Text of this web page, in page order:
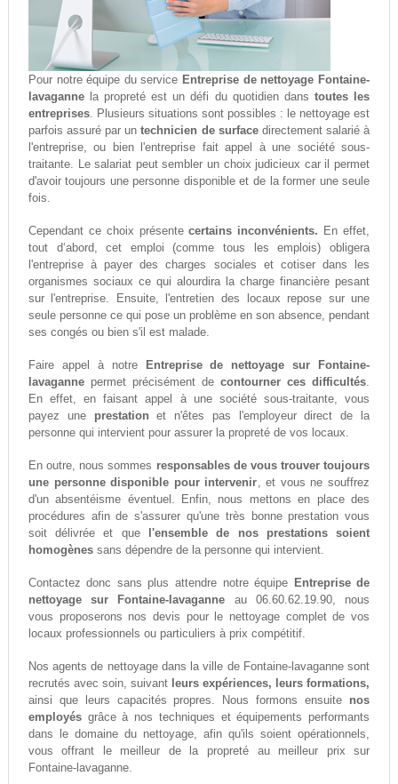
Pour notre équipe du service Entreprise de nettoyage Fontaine-
lavagannela propreté est un défi du quotidien dans toutes les
entreprises. Plusieurs situations sont possibles : le nettoyage est
parfois assuré par untechnicien de surfacedirectement salarié à
l'entreprise, ou bien l'entreprise fait appel à une société sous-
traitante. Le salariat peut sembler un choix judicieux car il permet
d'avoir toujours une personne disponible et de la former une seule
fois.
Cependant ce choix présentecertains inconvénients. En effet,
tout d‘abord, cet emploi (comme tous les emplois) obligera
l'entreprise à payer des charges sociales et cotiser dans les
organismes sociaux ce qui alourdira la charge financière pesant
sur l'entreprise. Ensuite, l'entretien des locaux repose sur une
seule personne ce qui pose un problème en son absence, pendant
ses congés ou bien s'il est malade.
Faire appel à notre
Entreprise de nettoyage sur Fontaine-
lavagannepermet précisément decontourner ces difficultés.
En effet, en faisant appel à une société sous-traitante, vous
payez une prestation et n'êtes pas l'employeur direct de la
personne qui intervient pour assurer la propreté de vos locaux.
En outre, nous sommes responsables de vous trouver toujours
une personne disponible pour intervenir, et vous ne souffrez
d'un absentéisme éventuel. Enfin, nous mettons en place des
procédures afin de s'assurer qu'une très bonne prestation vous
soit délivrée et que
l'ensemble de nos prestations soient
homogènessans dépendre de la personne qui intervient.
Contactez donc sans plus attendre notre équipe Entreprise de
nettoyage sur Fontaine-lavaganne au 06.60.62.19.90, nous
vous proposerons nos devis pour le nettoyage complet de vos
locaux professionnels ou particuliers à prix compétitif.
Nos agents de nettoyage dans la ville de Fontaine-lavaganne sont
recrutés avec soin, suivant leurs expériences, leurs formations,
ainsi que leurs capacités propres. Nous formons ensuite nos
employésgrâce à nos techniques et équipements performants
dans le domaine du nettoyage, afin qu'ils soient opérationnels,
vous offrant le meilleur de la propreté au meilleur prix sur
Fontaine-lavaganne.